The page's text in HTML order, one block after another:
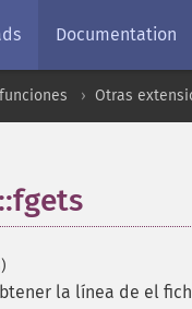
Documentation
Otras
la línea de el